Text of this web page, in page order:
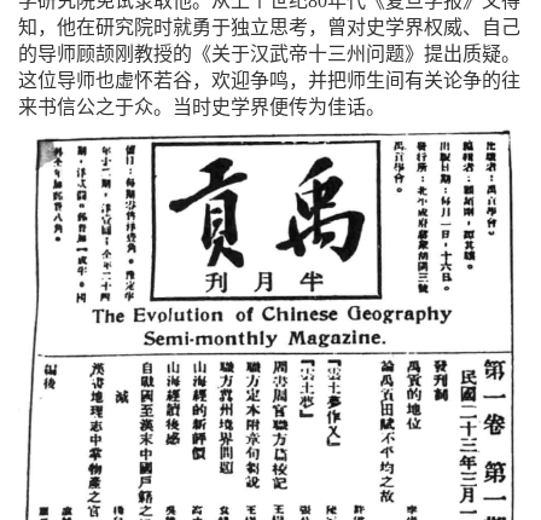
知，他在研究院时就勇于独立思考，曾对史学界权威、自己
的导师顾颉刚教授的《关于汉武帝十三州问题》提出质疑。
这位导师也虚怀若谷，欢迎争鸣，并把师生间有关论争的往
来书信公之于众。当时史学界便传为佳话。